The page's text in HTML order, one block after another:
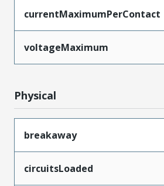
currentMaximumPerContact
voltageMaximum
Physical
breakaway
circuitsLoaded